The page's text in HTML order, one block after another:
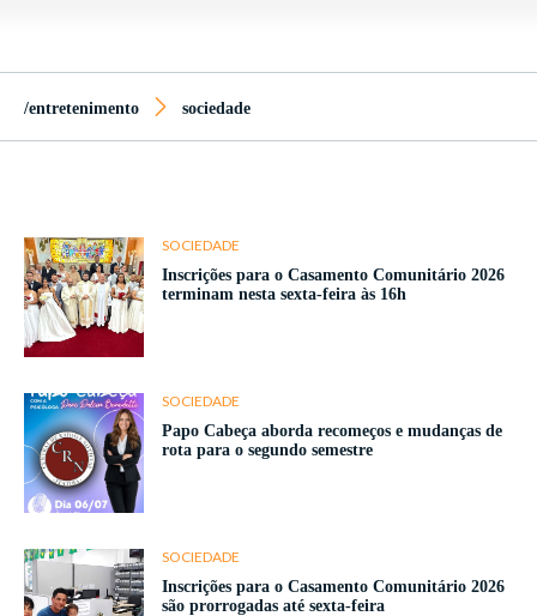
/entretenimento sociedade
SOCIEDADE
Inscrições para o Casamento Comunitário 2026
terminam nesta sexta-feira às 16h
SOCIEDADE
Papo Cabeça aborda recomeços e mudanças de
rota para o segundo semestre
SOCIEDADE
Inscrições para o Casamento Comunitário 2026
são prorrogadas até sexta-feira